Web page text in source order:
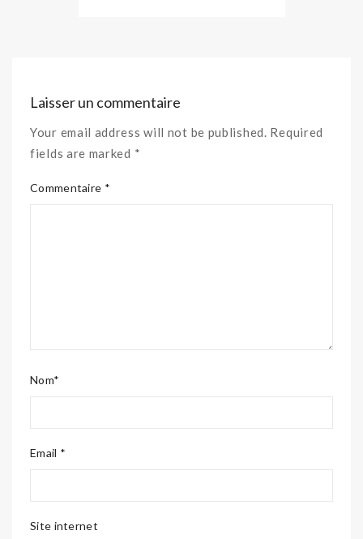
Laisser un commentaire
Your email address will not be published. Required
fields are marked *
Commentaire *
Nom*
Email *
Site internet